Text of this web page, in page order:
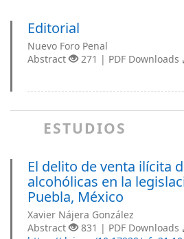
Editorial
Nuevo Foro Penal
Abstract
271 | PDF Downloads
ESTUDIOS
El delito de venta ilícita
alcohólicas en la
Puebla, México
Xavier Nájera González
Abstract
831 | PDF Downloads